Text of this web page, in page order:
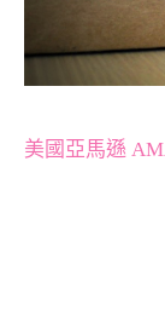
美國亞馬遜